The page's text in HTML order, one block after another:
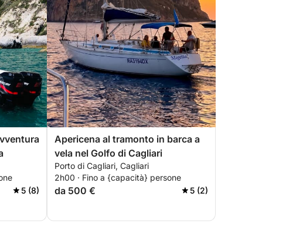
5 (8)
Apericena al tramonto in barca a
vela nel Golfo di Cagliari
Porto di Cagliari, Cagliari
2h00 · Fino a {capacità} persone
da 500 € 5 (2)